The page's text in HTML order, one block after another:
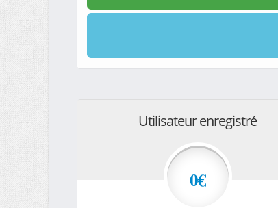
Utilisateur enregistré
0€